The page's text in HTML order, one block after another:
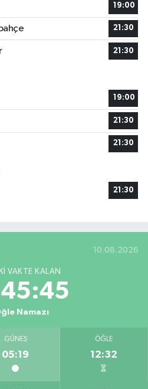
19:00
21:30
21:30
19:00
21:30
21:30
21:30
10.08.2026
VAKTE KALAN
Namazı
GÜNEŞ
05:19
ÖĞLE
12:32